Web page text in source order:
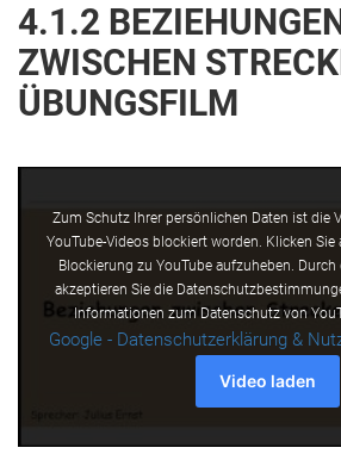
4.1.2
ZWISCHEN
ÜBUNGSFILM
Zum Schutz Ihrer persönlichen Daten ist die
YouTube-Videos blockiert worden. Klicken Sie
Blockierung zu YouTube aufzuheben. Durch
akzeptieren Sie die
Informationen zum Datenschutz von
Google - Datenschutzerklärung &
Video laden